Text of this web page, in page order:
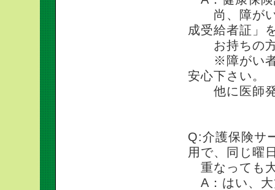
尚、障がい
成受給者証」
お持ちの方
※障がい者
安心下さい。
他に医師発
Q:介護保険サ
用で、同じ曜
重なっても
A：はい、大